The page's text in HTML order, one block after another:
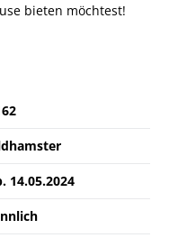
bieten möchtest!
14.05.2024